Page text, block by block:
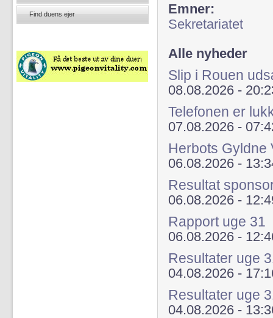
Emner:
Sekretariatet
Alle nyheder
Slip i Rouen
08.08.2026 -
Telefonen er
07.08.2026 -
Herbots Gyldne
06.08.2026 -
Resultat
06.08.2026 -
Rapport uge 31
06.08.2026 -
Resultater uge
04.08.2026 -
Resultater uge
04.08.2026 -
Find duens ejer